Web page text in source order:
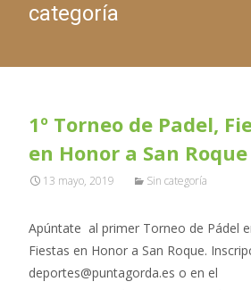
categoría
1º Torneo de Padel,
en Honor a San Roque
13 mayo, 2019 Sin categoría
Apúntate al primer Torneo de Pádel
Fiestas en Honor a San Roque.
deportes@puntagorda.es o en el